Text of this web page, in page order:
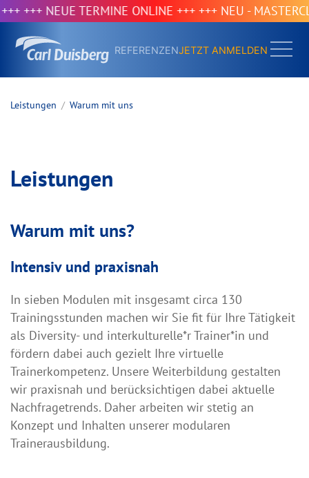
NEUE TERMINE ONLINE +++ +++ NEU -
REFERENZENJETZT ANMELDEN
Leistungen Warum mit uns
Leistungen
Warum mit uns?
Intensiv und praxisnah
In sieben Modulen mit insgesamt circa 130
Trainingsstunden machen wir Sie fit für Ihre Tätigkeit
als Diversity- und interkulturelle*r Trainer*in und
fördern dabei auch gezielt Ihre virtuelle
Trainerkompetenz. Unsere Weiterbildung gestalten
wir praxisnah und berücksichtigen dabei aktuelle
Nachfragetrends. Daher arbeiten wir stetig an
Konzept und Inhalten unserer modularen
Trainerausbildung.